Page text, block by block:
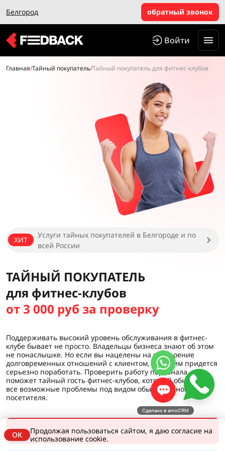
Белгород обратный звонок
Войти
Главная/Тайный покупатель/Тайный покупатель для фитнес-клубов
ХИТ
Услуги тайных покупателей в Белгороде и по
всей России
ТАЙНЫЙ ПОКУПАТЕЛЬ
для фитнес-клубов
от 3 000 руб за проверку
Поддерживать высокий уровень обслуживания в фитнес-
клубе бывает не просто. Владельцы бизнеса знают об этом
не понаслышке. Но если вы нацелены на построение
долговременных отношений с клиентом, над этим придется
серьезно поработать. Проверить работу персонала
поможет тайный гость фитнес-клубов, который обнаружит
все возможные проблемы под видом обыкновенного
посетителя.
Заказать проверку
OK
Продолжая пользоваться сайтом, я даю согласие на
использование cookie.
Сделано в amoCRM